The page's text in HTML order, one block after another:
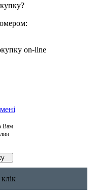
on-line
Вам